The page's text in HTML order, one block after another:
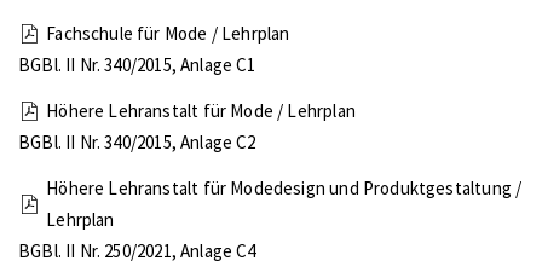
Fachschule für Mode / Lehrplan
BGBl. II Nr. 340/2015, Anlage C1
Höhere Lehranstalt für Mode / Lehrplan
BGBl. II Nr. 340/2015, Anlage C2
Höhere Lehranstalt für Modedesign und Produktgestaltung /
Lehrplan
BGBl. II Nr. 250/2021, Anlage C4